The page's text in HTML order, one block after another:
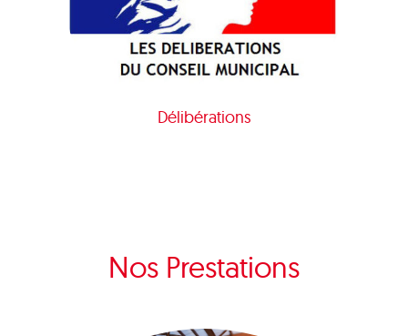
Délibérations
Nos Prestations